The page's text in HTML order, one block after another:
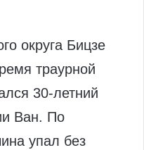
округа Бицзе
траурной
30‑летний
Ван. По
упал без